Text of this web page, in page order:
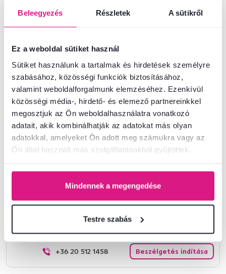
Beleegyezés Részletek A sütikről
Ez a weboldal sütiket használ
Sütiket használunk a tartalmak és hirdetések személyre
szabásához, közösségi funkciók biztosításához,
valamint weboldalforgalmunk elemzéséhez. Ezenkívül
közösségi média-, hirdető- és elemező partnereinkkel
megosztjuk az Ön weboldalhasználatra vonatkozó
adatait, akik kombinálhatják az adatokat más olyan
adatokkal, amelyeket Ön adott meg számukra vagy az
Ön által használt más szolgáltatásokból gyűjtöttek.
Mindennek a megengedése
Testre szabás
Alapparaméterek
Méretek és specifikációk
Csomagolási információk
Telepítési útmutató
Nem találta meg a szükséges információkat?
Vegye fel velünk a kapcsolatot, és örömmel adunk tanácsot
+36 20 512 1458 Beszélgetés indítása